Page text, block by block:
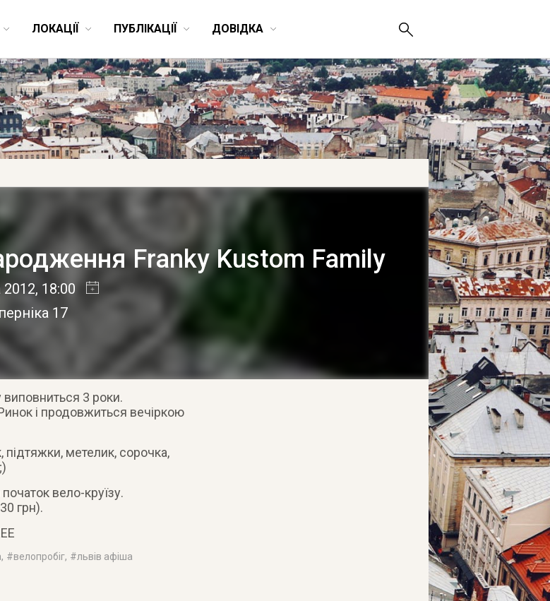
ЛОКАЦІЇ ПУБЛІКАЦІЇ ДОВІДКА
Franky Kustom Family
2012, 18:00
17
3 роки.
і продовжиться вечіркою
метелик, сорочка,
вело-круїзу.
грн).
, #велопробіг, #львів афіша